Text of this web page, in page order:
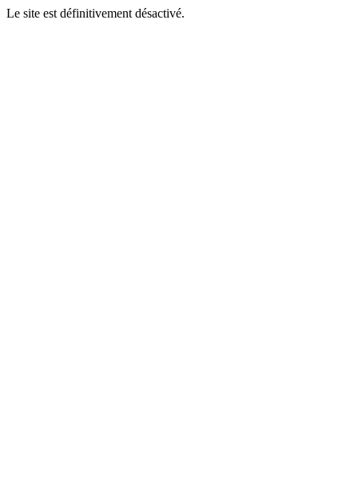
Le site est définitivement désactivé.